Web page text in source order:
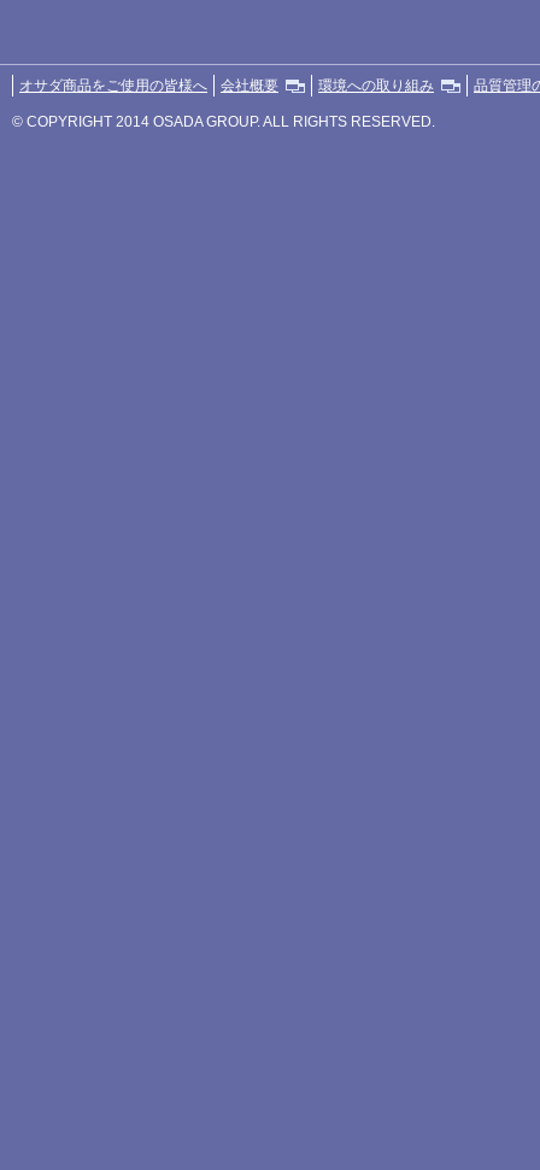
オサダ商品をご使用の皆様へ 会社概要 環境への取り組み 品質管理
© COPYRIGHT 2014 OSADA GROUP. ALL RIGHTS RESERVED.